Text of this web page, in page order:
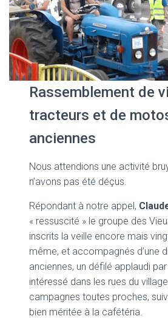
Rassemblement de
tracteurs et de
anciennes
Nous attendions une activité
n’avons pas été déçus.
Répondant à notre appel,
« ressuscité » le groupe des
inscrits la veille encore mais
même, et accompagnés d’une
anciennes, un défilé applaudi
intéressé dans les rues du
campagnes toutes proches,
bien méritée à la cafétéria.